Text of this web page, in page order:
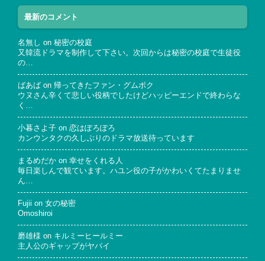
最新のコメント
名無し on 秘密の校庭
又韓流ドラマを制作して下さい。次回からは秘密の校庭で生徒役
の…
ばあば on 帰ってきたファン・グムボク
ウヌさん辛くて悲しい役柄でしたけどハッピーエンドで終わらな
く…
小暮さよ子 on 恋はぽろぽろ
カンウンタクの久しぶりのドラマ放送待っています
まるめだか on 幸せをくれる人
毎日楽しんで観ています。ハユン役の子がかわいくてたまりませ
ん…
Fujii on 女の秘密
Omoshiroi
磨雄様 on キルミーヒールミー
主人公のギャップがヤバイ